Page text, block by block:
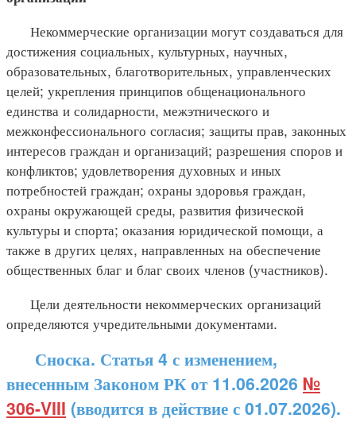
Некоммерческие организации могут создаваться для
достижения социальных, культурных, научных,
образовательных, благотворительных, управленческих
целей; укрепления принципов общенационального
единства и солидарности, межэтнического и
межконфессионального согласия; защиты прав, законных
интересов граждан и организаций; разрешения споров и
конфликтов; удовлетворения духовных и иных
потребностей граждан; охраны здоровья граждан,
охраны окружающей среды, развития физической
культуры и спорта; оказания юридической помощи, а
также в других целях, направленных на обеспечение
общественных благ и благ своих членов (участников).
Цели деятельности некоммерческих организаций
определяются учредительными документами.
Сноска. Статья 4 с изменением,
внесенным Законом РК от 11.06.2026 №
306-VIII (вводится в действие с 01.07.2026).